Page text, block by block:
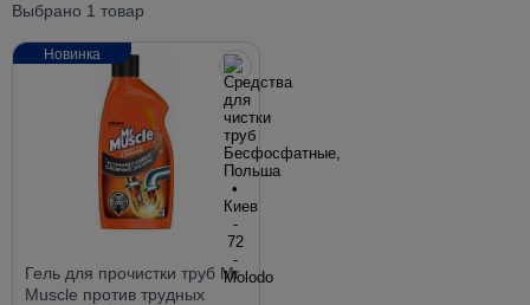
Выбрано 1 товар
Гель для прочистки труб Mr
Muscle против трудных
Новинка